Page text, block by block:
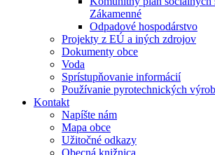
Zákamenné
Odpadové hospodárstvo
Projekty z EÚ a iných zdrojov
Dokumenty obce
Voda
Sprístupňovanie informácií
Používanie pyrotechnických
Kontakt
Napíšte nám
Mapa obce
Užitočné odkazy
Obecná knižnica